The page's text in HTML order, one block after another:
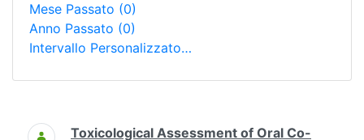
Mese Passato (0)
Anno Passato (0)
Intervallo Personalizzato…
Ricerca
Toxicological Assessment of Oral Co-